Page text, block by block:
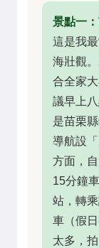
景點一
這是我
海壯觀
合全家
議早上
是苗栗
導航設
方面，
15分鐘
站，轉
車（假
太多，